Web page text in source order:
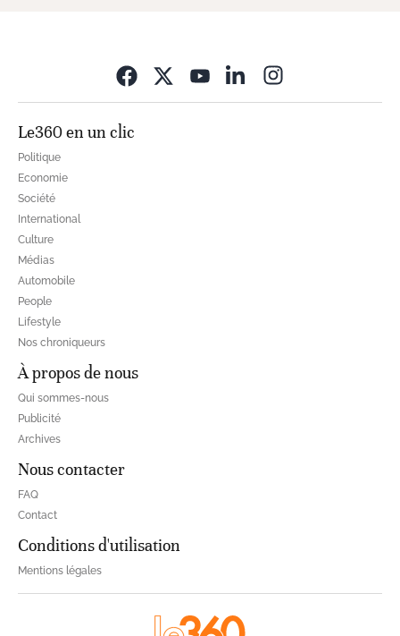
Le360 en un clic
Politique
Economie
Société
International
Culture
Médias
Automobile
People
Lifestyle
Nos chroniqueurs
À propos de nous
Qui sommes-nous
Publicité
Archives
Nous contacter
FAQ
Contact
Conditions d'utilisation
Mentions légales